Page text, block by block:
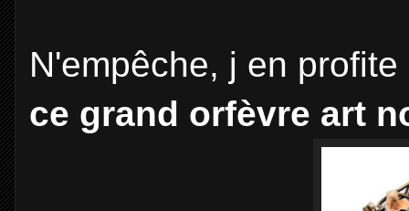
N'empêche, j en
ce grand orfèvre art